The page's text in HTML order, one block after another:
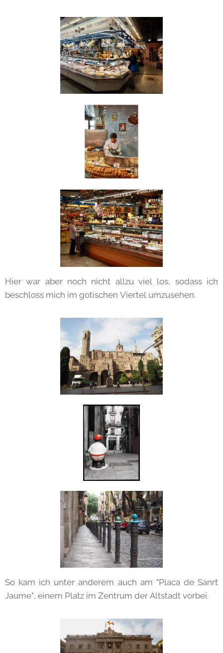
Hier war aber noch nicht allzu viel los, sodass ich
beschloss mich im gotischen Viertel umzusehen.
So kam ich unter anderem auch am "Placa de Sanrt
Jaume", einem Platz im Zentrum der Altstadt vorbei.